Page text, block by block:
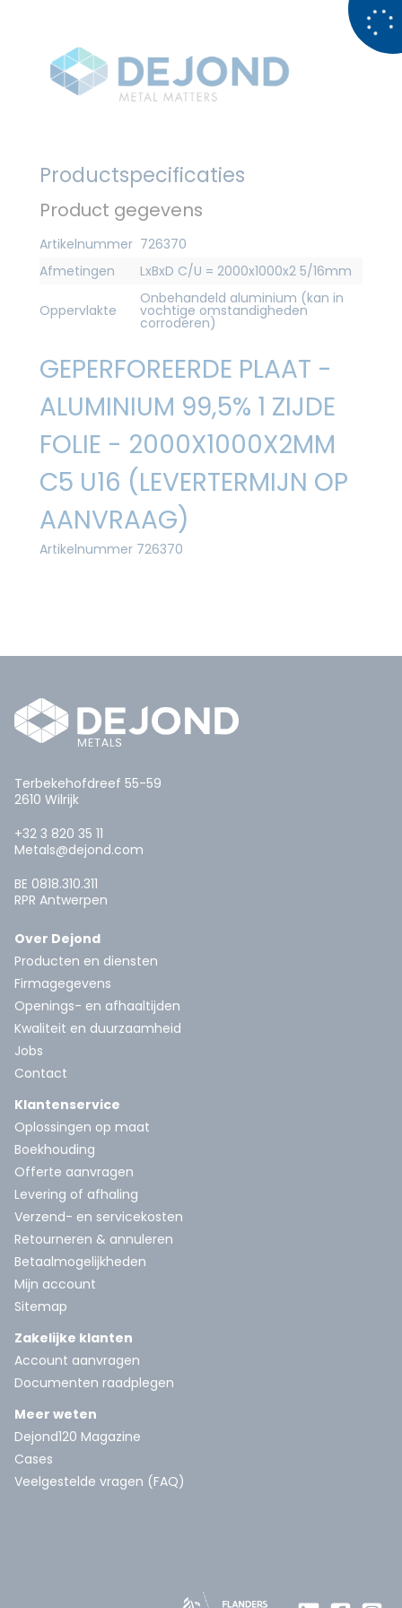
Productspecificaties
Product gegevens
Artikelnummer 726370
Afmetingen
LxBxD C/U = 2000x1000x2 5/16mm
Oppervlakte
Onbehandeld aluminium (kan in
vochtige omstandigheden
corroderen)
GEPERFOREERDE PLAAT -
ALUMINIUM 99,5% 1 ZIJDE
FOLIE - 2000X1000X2MM
C5 U16 (LEVERTERMIJN OP
AANVRAAG)
Artikelnummer 726370
Terbekehofdreef 55-59
2610 Wilrijk
+32 3 820 35 11
Metals@dejond.com
BE 0818.310.311
RPR Antwerpen
Over Dejond
Producten en diensten
Firmagegevens
Openings- en afhaaltijden
Kwaliteit en duurzaamheid
Jobs
Contact
Klantenservice
Oplossingen op maat
Boekhouding
Offerte aanvragen
Levering of afhaling
Verzend- en servicekosten
Retourneren & annuleren
Betaalmogelijkheden
Mijn account
Sitemap
Zakelijke klanten
Account aanvragen
Documenten raadplegen
Meer weten
Dejond120 Magazine
Cases
Veelgestelde vragen (FAQ)